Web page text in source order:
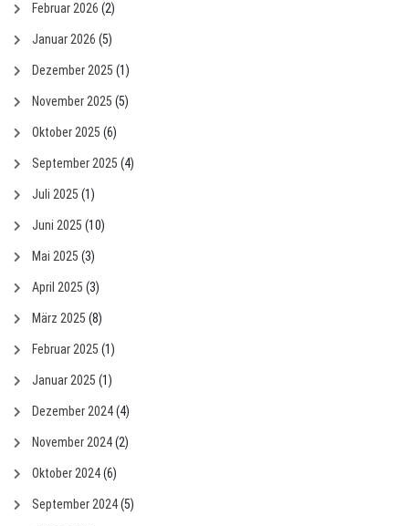
Februar 2026 (2)
Januar 2026 (5)
Dezember 2025 (1)
November 2025 (5)
Oktober 2025 (6)
September 2025 (4)
Juli 2025 (1)
Juni 2025 (10)
Mai 2025 (3)
April 2025 (3)
März 2025 (8)
Februar 2025 (1)
Januar 2025 (1)
Dezember 2024(4)
November 2024(2)
Oktober 2024(6)
September 2024(5)